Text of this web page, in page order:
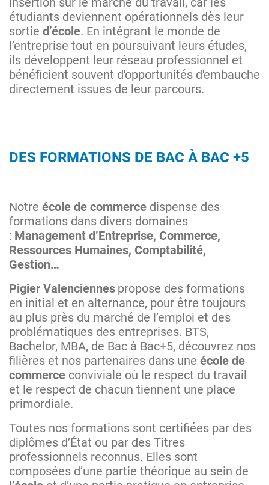
étudiants deviennent opérationnels dès leur
sortie d’école. En intégrant le monde de
l’entreprise tout en poursuivant leurs études,
ils développent leur réseau professionnel et
bénéficient souvent d'opportunités d'embauche
directement issues de leur parcours.
DES FORMATIONS DE BAC À BAC +5
Notre école de commerce dispense des
formations dans divers domaines
: Management d’Entreprise, Commerce,
Ressources Humaines, Comptabilité,
Gestion…
Pigier Valenciennes propose des formations
en initial et en alternance, pour être toujours
au plus près du marché de l’emploi et des
problématiques des entreprises. BTS,
Bachelor, MBA, de Bac à Bac+5, découvrez nos
filières et nos partenaires dans une école de
commerce conviviale où le respect du travail
et le respect de chacun tiennent une place
primordiale.
Toutes nos formations sont certifiées par des
diplômes d’État ou par des Titres
professionnels reconnus. Elles sont
composées d’une partie théorique au sein de